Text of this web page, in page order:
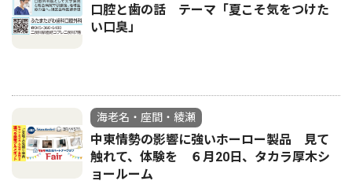
口腔と歯の話 テーマ「夏こそ気をつけた
い口臭」
海老名・座間・綾瀬
中東情勢の影響に強いホーロー製品 見て
触れて、体験を ６月20日、タカラ厚木シ
ョールーム